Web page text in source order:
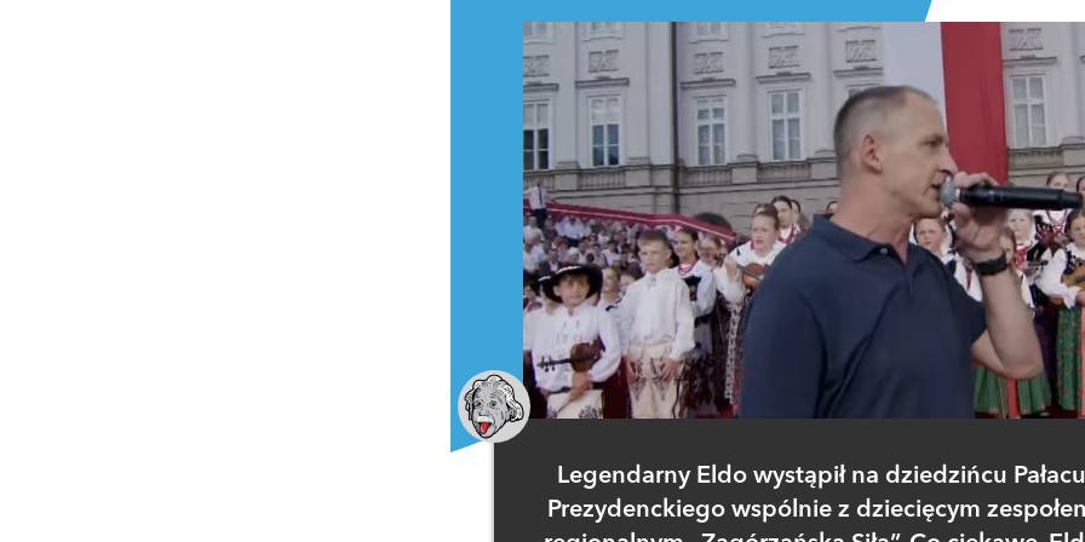
Legendarny Eldo wystąpił na dziedzińcu Pałacu
Prezydenckiego wspólnie z dziecięcym